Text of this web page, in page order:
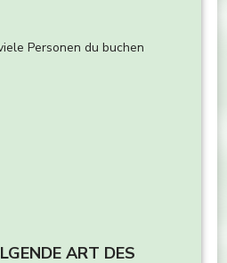
Personen du buchen
ART DES